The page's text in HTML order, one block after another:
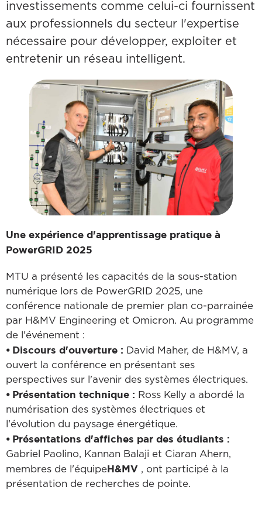
investissements comme celui-ci fournissent
aux professionnels du secteur l'expertise
nécessaire pour développer, exploiter et
entretenir un réseau intelligent.
Une expérience d'apprentissage pratique à
PowerGRID 2025
MTU a présenté les capacités de la sous-station
numérique lors de PowerGRID 2025, une
conférence nationale de premier plan co-parrainée
par H&MV Engineering et Omicron. Au programme
de l'événement :
⦁ Discours d'ouverture : David Maher, de H&MV, a
ouvert la conférence en présentant ses
perspectives sur l'avenir des systèmes électriques.
⦁ Présentation technique : Ross Kelly a abordé la
numérisation des systèmes électriques et
l'évolution du paysage énergétique.
⦁ Présentations d'affiches par des étudiants :
Gabriel Paolino, Kannan Balaji et Ciaran Ahern,
membres de l'équipeH&MV , ont participé à la
présentation de recherches de pointe.